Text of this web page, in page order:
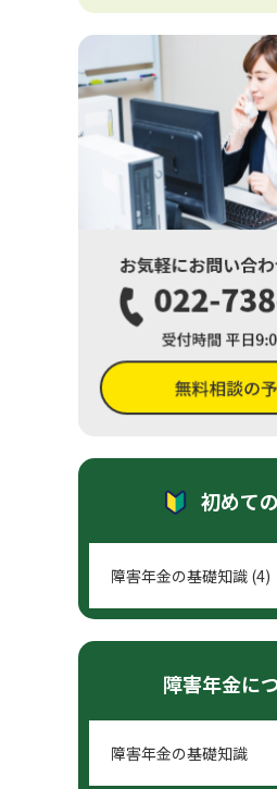
初めて
障害年金の基礎知識 (4)
障害年金に
障害年金の基礎知識